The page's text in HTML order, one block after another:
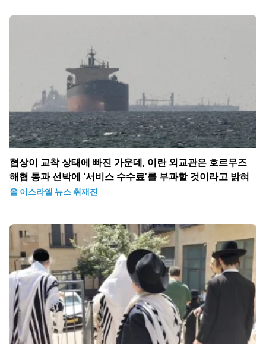
협상이 교착 상태에 빠진 가운데, 이란 외교관은 호르무즈
해협 통과 선박에 ‘서비스 수수료’를 부과할 것이라고 밝혀
올 이스라엘 뉴스 취재진